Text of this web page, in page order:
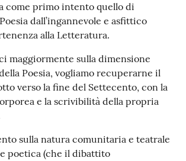
come primo intento quello di
dall’ingannevole e asfittico
alla Letteratura.
maggiormente sulla dimensione
Poesia, vogliamo recuperarne il
verso la fine del Settecento, con la
e la scrivibilità della propria
sulla natura comunitaria e teatrale
poetica (che il dibattito